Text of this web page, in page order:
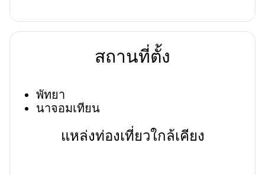
สถานที่ตั้ง
พัทยา
นาจอมเทียน
แหล่งท่องเที่ยวใกล้เคียง